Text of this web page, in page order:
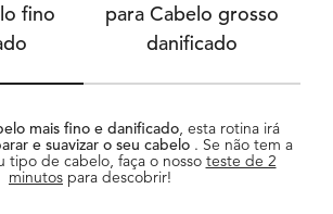
fino
para Cabelo grosso
danificado
mais fino e danificado, esta rotina irá
e suavizar o seu cabelo . Se não tem a
tipo de cabelo, faça o nosso teste de 2
minutos para descobrir!